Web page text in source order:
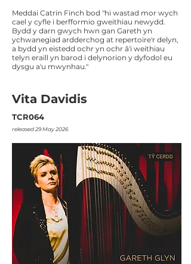
Meddai Catrin Finch bod "hi wastad mor wych
cael y cyfle i berfformio gweithiau newydd.
Bydd y darn gwych hwn gan Gareth yn
ychwanegiad ardderchog at repertoire'r delyn,
a bydd yn eistedd ochr yn ochr â'i weithiau
telyn eraill yn barod i delynorion y dyfodol eu
dysgu a'u mwynhau."
Vita Davidis
TCR064
released 29 May 2026